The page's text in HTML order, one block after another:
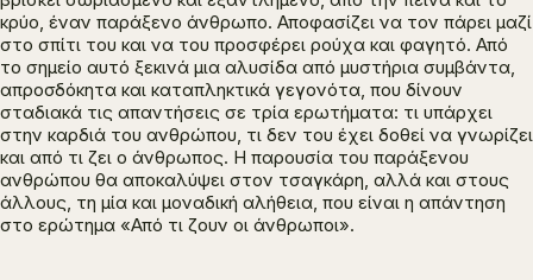
κρύο, έναν παράξενο άνθρωπο. Αποφασίζει να τον πάρει μαζί
στο σπίτι του και να του προσφέρει ρούχα και φαγητό. Από
το σημείο αυτό ξεκινά μια αλυσίδα από μυστήρια συμβάντα,
απροσδόκητα και καταπληκτικά γεγονότα, που δίνουν
σταδιακά τις απαντήσεις σε τρία ερωτήματα: τι υπάρχει
στην καρδιά του ανθρώπου, τι δεν του έχει δοθεί να γνωρίζει
και από τι ζει ο άνθρωπος. Η παρουσία του παράξενου
ανθρώπου θα αποκαλύψει στον τσαγκάρη, αλλά και στους
άλλους, τη μία και μοναδική αλήθεια, που είναι η απάντηση
στο ερώτημα «Από τι ζουν οι άνθρωποι».